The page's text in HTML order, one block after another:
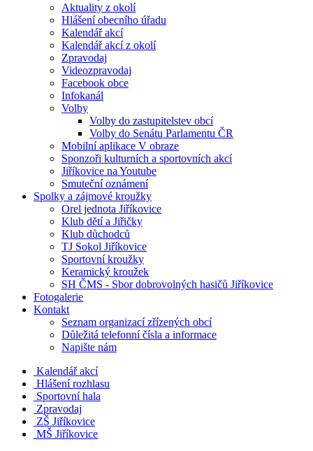
Aktuality z okolí
Hlášení obecního úřadu
Kalendář akcí
Kalendář akcí z okolí
Zpravodaj
Videozpravodaj
Facebook obce
Infokanál
Volby
Volby do zastupitelstev obcí
Volby do Senátu Parlamentu ČR
Mobilní aplikace V obraze
Sponzoři kulturních a sportovních akcí
Jiříkovice na Youtube
Smuteční oznámení
Spolky a zájmové kroužky
Orel jednota Jiříkovice
Klub dětí a Jiřičky
Klub důchodců
TJ Sokol Jiříkovice
Sportovní kroužky
Keramický kroužek
SH ČMS - Sbor dobrovolných hasičů Jiříkovice
Fotogalerie
Kontakt
Seznam organizací zřízených obcí
Důležitá telefonní čísla a informace
Napište nám
Kalendář akcí
Hlášení rozhlasu
Sportovní hala
Zpravodaj
ZŠ Jiříkovice
MŠ Jiříkovice